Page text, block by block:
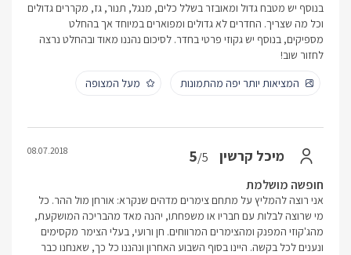
בנוסף יש מטבח גדול ומאובזר בשלל כלים, מנגל, תנור, גז, מקררים גדולים
וכל מה שצריך. החדרים לא גדולים ומפוארים במיוחד אך בהחלט
מספיקים, בנוסף יש גקוזי פרטי בחדר. לסיכום נהננו מאוד ובהחלט נרצה
לחזור שוב!
המציאות יותר יפה מהתמונות
מעל המצופה
מיכל קרשין 5/5
08.07.2018
חופשה מושלמת
אני רוצה להמליץ על מתחם צימרים מדהים שנקרא: אורחן מול ההר. כל
מי שרוצה לבלות עם חבריו או משפחתו, יהנה מאד מהבריכה המושקעת,
מהג'קוזי המפנק ומהצימרים המרווחים. חן ורועי, בעלי הצימר מקסימים
ונענים לכל בקשה. היינו בסוף השבוע האחרון ונהננו כל כך, שאנחנו כבר